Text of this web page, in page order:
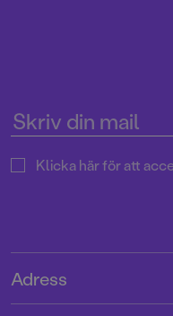
Klicka här för att
Adress